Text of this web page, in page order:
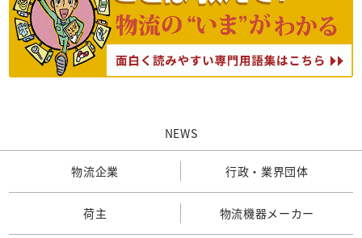
NEWS
物流企業 行政・業界団体
荷主 物流機器メーカー